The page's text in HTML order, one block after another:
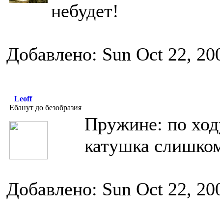
небудет!
Добавлено: Sun Oct 22,
Leoff
Ебанут до безобразия
Пружине: по
катушка
Добавлено: Sun Oct 22,